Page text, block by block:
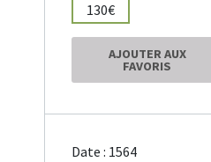
130€
AJOUTER AUX
FAVORIS
Date : 1564